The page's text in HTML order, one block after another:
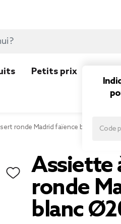
Petits prix
ronde Madrid faïence blanc Ø20cm
Assiette
ronde
blanc